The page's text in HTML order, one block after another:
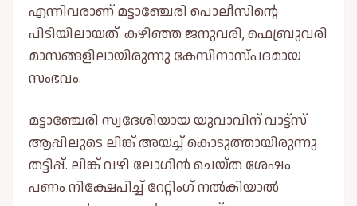
എന്നിവരാണ് മട്ടാഞ്ചേരി പൊലീസിന്റെ
പിടിയിലായത്. കഴിഞ്ഞ ജനുവരി, ഫെബ്രുവരി
മാസങ്ങളിലായിരുന്നു കേസിനാസ്പദമായ
സംഭവം.
മട്ടാഞ്ചേരി സ്വദേശിയായ യുവാവിന് വാട്ട്സ്
ആപ്പിലുടെ ലിങ്ക് അയച്ച് കൊടുത്തായിരുന്നു
തട്ടിപ്പ്. ലിങ്ക് വഴി ലോഗിൻ ചെയ്ത ശേഷം
പണം നിക്ഷേപിച്ച് റേറ്റിംഗ് നൽകിയാൽ